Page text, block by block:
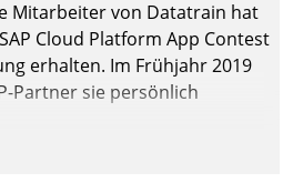
Mitarbeiter von Datatrain hat
Cloud Platform App Contest
erhalten. Im Frühjahr 2019
Partner sie persönlich